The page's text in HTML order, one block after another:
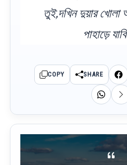
তুই,দখিন দুয়ার খোলা
পাহাড়ে
COPY SHARE